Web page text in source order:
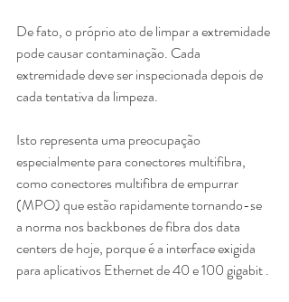
De fato, o próprio ato de limpar a extremidade
pode causar contaminação. Cada
extremidade deve ser inspecionada depois de
cada tentativa da limpeza.
Isto representa uma preocupação
especialmente para conectores multifibra,
como conectores multifibra de empurrar
(MPO) que estão rapidamente tornando-se
a norma nos backbones de fibra dos data
centers de hoje, porque é a interface exigida
para aplicativos Ethernet de 40 e 100 gigabit .